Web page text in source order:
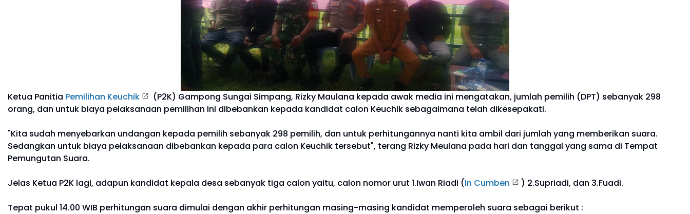
Ketua Panitia Pemilihan Keuchik
(P2K) Gampong Sungai Simpang, Rizky Maulana kepada awak media ini mengatakan, jumlah pemilih (DPT) sebanyak 298
orang, dan untuk biaya pelaksanaan pemilihan ini dibebankan kepada kandidat calon Keuchik sebagaimana telah dikesepakati.
"Kita sudah menyebarkan undangan kepada pemilih sebanyak 298 pemilih, dan untuk perhitungannya nanti kita ambil dari jumlah yang memberikan suara.
Sedangkan untuk biaya pelaksanaan dibebankan kepada para calon Keuchik tersebut", terang Rizky Meulana pada hari dan tanggal yang sama di Tempat
Pemungutan Suara.
Jelas Ketua P2K lagi, adapun kandidat kepala desa sebanyak tiga calon yaitu, calon nomor urut 1.Iwan Riadi (In Cumben ) 2.Supriadi, dan 3.Fuadi.
Tepat pukul 14.00 WIB perhitungan suara dimulai dengan akhir perhitungan masing-masing kandidat memperoleh suara sebagai berikut :